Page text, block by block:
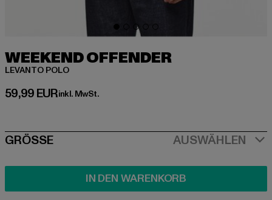
WEEKEND OFFENDER
LEVANTO POLO
59,99 EUR
Derzeitiger Preis: 59,99 EUR
inkl. MwSt.
SIZE
GRÖSSE AUSWÄHLEN
IN DEN WARENKORB